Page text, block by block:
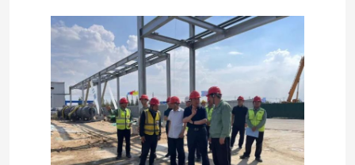
Maison
Produits